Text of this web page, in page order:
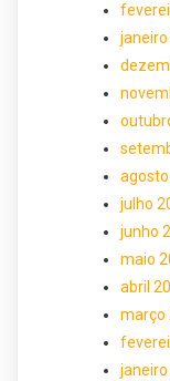
julho
junho
maio
abril
março